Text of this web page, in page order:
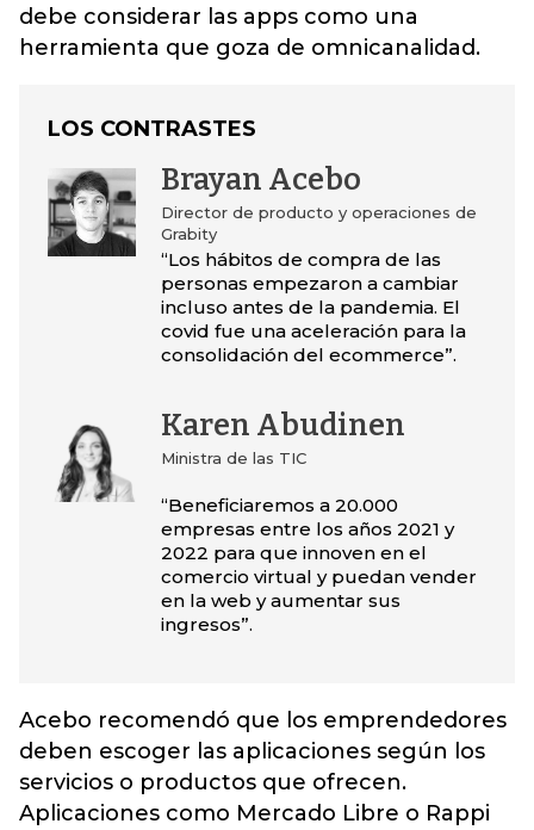
debe considerar las apps como una
herramienta que goza de omnicanalidad.
LOS CONTRASTES
Brayan Acebo
Director de producto y operaciones de
Grabity
“Los hábitos de compra de las
personas empezaron a cambiar
incluso antes de la pandemia. El
covid fue una aceleración para la
consolidación del ecommerce”.
Karen Abudinen
Ministra de las TIC
“Beneficiaremos a 20.000
empresas entre los años 2021 y
2022 para que innoven en el
comercio virtual y puedan vender
en la web y aumentar sus
ingresos”.
Acebo recomendó que los emprendedores
deben escoger las aplicaciones según los
servicios o productos que ofrecen.
Aplicaciones como Mercado Libre o Rappi